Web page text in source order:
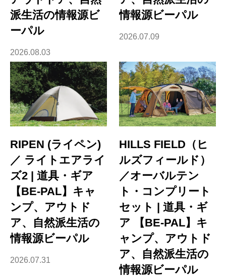
派生活の情報源ビ
ーパル
2026.08.03
情報源ビーパル
2026.07.09
RIPEN (ライペン)
／ ライトエアライ
ズ2 | 道具・ギア
【BE-PAL】キャ
ンプ、アウトド
ア、自然派生活の
情報源ビーパル
2026.07.31
HILLS FIELD（ヒ
ルズフィールド）
／オーバルテン
ト・コンプリート
セット | 道具・ギ
ア 【BE-PAL】キ
ャンプ、アウトド
ア、自然派生活の
情報源ビーパル